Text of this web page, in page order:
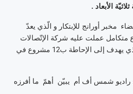
الأبعاد .
مخبر أورانج للإبتكار و الّذي يعدّ
عملت عليه شركة الإتّصالات
العالميّة منذ سنوات , و الّذي يهدف إلى الإحاطة ب12 مشروع في
راديو شمس أف أم يبيّن أهمّ ما أفرزه